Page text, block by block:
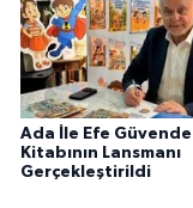
Ada İle Efe Güvende
Kitabının Lansmanı
Gerçekleştirildi